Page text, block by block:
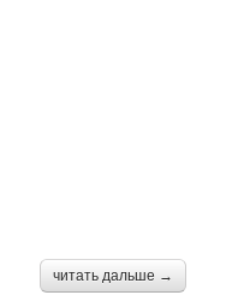
читать дальше →